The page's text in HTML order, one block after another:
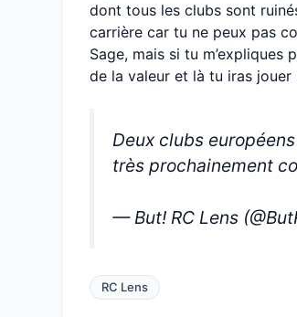
dont tous les clubs sont
carrière car tu ne peux pas
Sage, mais si tu
de la valeur et là tu iras
Deux clubs
très prochainement
— But! RC Lens
RC Lens